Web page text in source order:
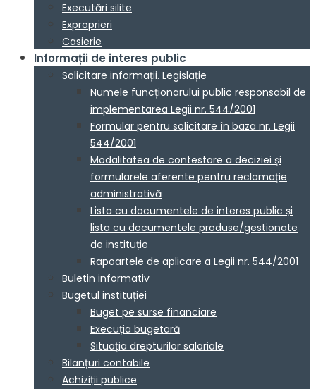
Executări silite
Exproprieri
Casierie
Informații de interes public
Solicitare informații. Legislație
Numele funcționarului public responsabil de
implementarea Legii nr. 544/2001
Formular pentru solicitare în baza nr. Legii
544/2001
Modalitatea de contestare a deciziei și
formularele aferente pentru reclamație
administrativă
Lista cu documentele de interes public și
lista cu documentele produse/gestionate
de instituție
Rapoartele de aplicare a Legii nr. 544/2001
Buletin informativ
Bugetul instituției
Buget pe surse financiare
Execuția bugetară
Situația drepturilor salariale
Bilanțuri contabile
Achiziții publice